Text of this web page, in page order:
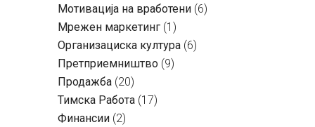
Мотивација на вработени (6)
Мрежен маркетинг (1)
Организациска култура (6)
Претприемништво (9)
Продажба (20)
Тимска Работа (17)
Финансии (2)